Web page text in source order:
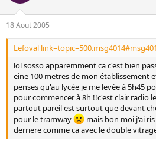
18 Aout 2005
Lefoval
lol sosso apparemment ca c'est bien
eine 100 metres de mon établissement
penses qu'au lycée je me levée à 5h45
pour commencer à 8h !!c'est clair radio
partout pareil est surtout que devant
pour le tramway
mais bon moi j'ai
derriere comme ca avec le double